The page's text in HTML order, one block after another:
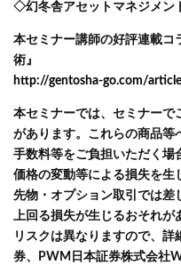
◇幻冬舎アセットマネジメン
本セミナー講師の好評連載コ
術』
http://gentosha-go.com/
本セミナーでは、セミナーで
があります。これらの商品等
手数料等をご負担いただく場
価格の変動等による損失を生
先物・オプション取引では差
上回る損失が生じるおそれが
リスクは異なりますので、詳
券、PWM日本証券株式会社